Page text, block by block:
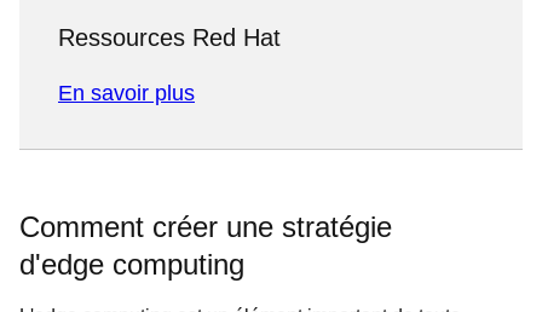
Ressources Red Hat
En savoir plus
Comment créer une stratégie
d'edge computing